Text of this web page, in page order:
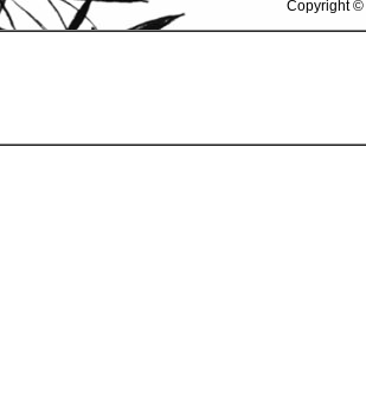
Copyright ©